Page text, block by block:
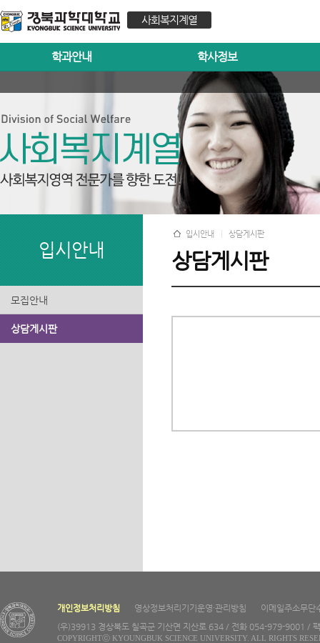
사회복지계열
학과안내 학사정보
입시안내
모집안내
상담게시판
입시안내 상담게시판
상담게시판
개인정보처리방침 영상정보처리기기운영·관리방침
이메일주소무단
(우)39913 경상북도 칠곡군 기산면 지산로 634 / 전화 054-979-9001 /
COPYRIGHTⓒ KYOUNGBUK SCIENCE UNIVERSITY. ALL RIGHTS